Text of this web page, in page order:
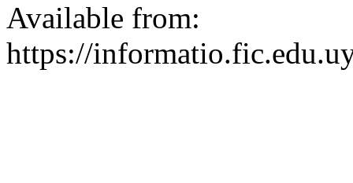
Available from:
https://